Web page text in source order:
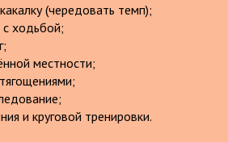
(чередовать темп);
с ходьбой;
местности;
и круговой тренировки.